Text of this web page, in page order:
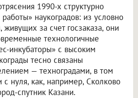
1990-х структурно
наукоградов: из условно
за счет госзаказа, они
технологичные
инкубаторы» с высоким
тесно связаны
— техноградами, в том
нуля, как, например, Сколково
спутник Казани.